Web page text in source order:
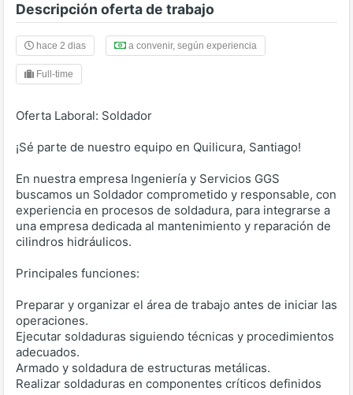
Descripción oferta de trabajo
hace 2 dias a convenir, según experiencia
Full-time
Oferta Laboral: Soldador
¡Sé parte de nuestro equipo en Quilicura, Santiago!
En nuestra empresa Ingeniería y Servicios GGS
buscamos un Soldador comprometido y responsable, con
experiencia en procesos de soldadura, para integrarse a
una empresa dedicada al mantenimiento y reparación de
cilindros hidráulicos.
Principales funciones:
Preparar y organizar el área de trabajo antes de iniciar las
operaciones.
Ejecutar soldaduras siguiendo técnicas y procedimientos
adecuados.
Armado y soldadura de estructuras metálicas.
Realizar soldaduras en componentes críticos definidos